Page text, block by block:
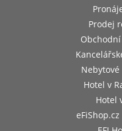
Prodej
Hotel v
Hotel